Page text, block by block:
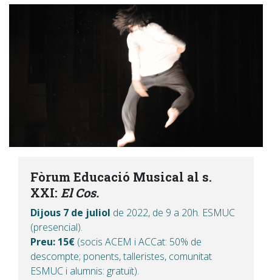
Fòrum Educació Musical al s.
XXI: El Cos.
Dijous 7 de juliol de 2022, de 9 a 20h. ESMUC
(presencial).
Preu: 15€ (socis ACEM i ACCat: 50% de
descompte; ponents, talleristes, comunitat
ESMUC i alumnis: gratuït).